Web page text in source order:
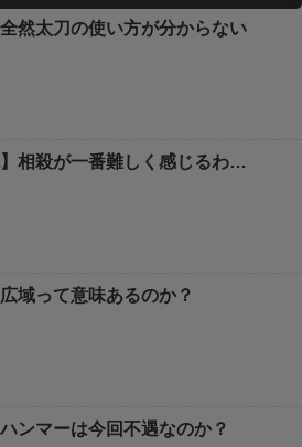
全然太刀の使い方が分からない
】相殺が一番難しく感じるわ…
広域って意味あるのか？
ハンマーは今回不遇なのか？